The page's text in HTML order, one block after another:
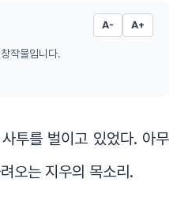
A- A+
작물입니다.
투를 벌이고 있었다. 아무
오는 지우의 목소리.